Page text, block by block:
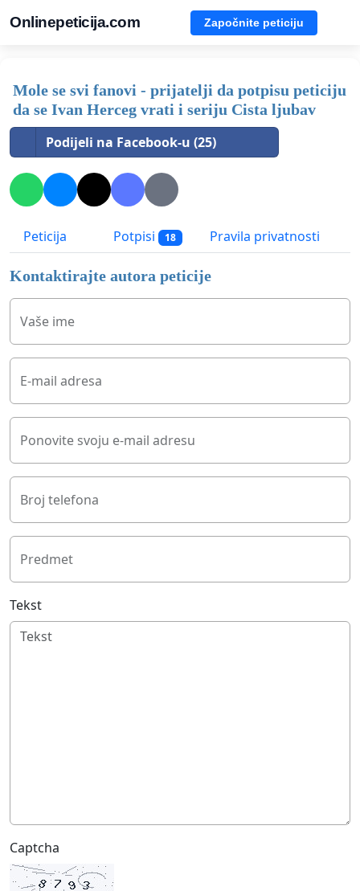
Onlinepeticija.com Započnite peticiju
Mole se svi fanovi - prijatelji da potpisu peticiju
da se Ivan Herceg vrati i seriju Cista ljubav
Podijeli na Facebook-u (25)
Peticija Potpisi 18 Pravila privatnosti
Kontaktirajte autora peticije
Vaše ime
E-mail adresa
Ponovite svoju e-mail adresu
Broj telefona
Predmet
Tekst
Captcha